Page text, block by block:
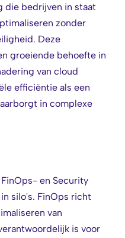
die bedrijven in staat
zonder
Deze
groeiende behoefte in
van cloud
efficiëntie als een
in complexe
en Security
silo's. FinOps richt
van
is voor